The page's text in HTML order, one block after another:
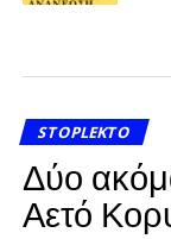
STOPLEKTO
Δύο
Αετό